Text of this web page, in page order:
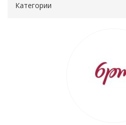
Категории